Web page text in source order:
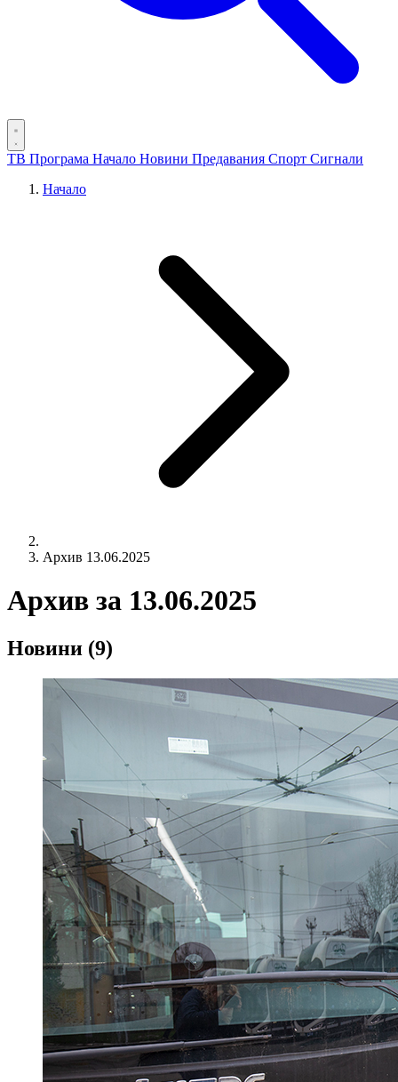
ТВ Програма Начало Новини Предавания Спорт Сигнали
Начало
Архив 13.06.2025
Архив за 13.06.2025
Новини (9)